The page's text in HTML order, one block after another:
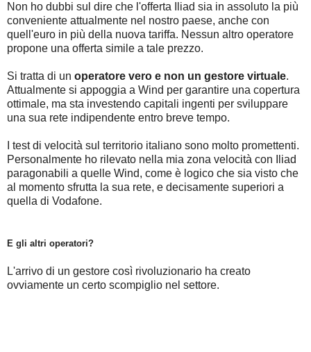
Non ho dubbi sul dire che l'offerta Iliad sia in assoluto la più
conveniente attualmente nel nostro paese, anche con
quell'euro in più della nuova tariffa. Nessun altro operatore
propone una offerta simile a tale prezzo.
Si tratta di un operatore vero e non un gestore virtuale.
Attualmente si appoggia a Wind per garantire una copertura
ottimale, ma sta investendo capitali ingenti per sviluppare
una sua rete indipendente entro breve tempo.
I test di velocità sul territorio italiano sono molto promettenti.
Personalmente ho rilevato nella mia zona velocità con Iliad
paragonabili a quelle Wind, come è logico che sia visto che
al momento sfrutta la sua rete, e decisamente superiori a
quella di Vodafone.
E gli altri operatori?
L'arrivo di un gestore così rivoluzionario ha creato
ovviamente un certo scompiglio nel settore.